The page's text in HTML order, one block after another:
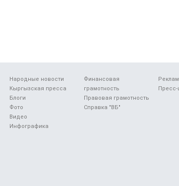
Народные новости
Кыргызская пресса
Блоги
Фото
Видео
Инфографика
Финансовая
грамотность
Правовая грамотность
Справка "ВБ"
Пресс-